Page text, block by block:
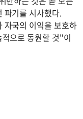
파기를 시사했다.
자국의 이익을 보호하
으로 동원할 것"이